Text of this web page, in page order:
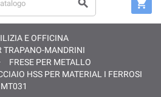
 
E OFFICINA
TRAPANO-MANDRINI
FRESE PER METALLO
HSS PER MATERIAL I FERROSI